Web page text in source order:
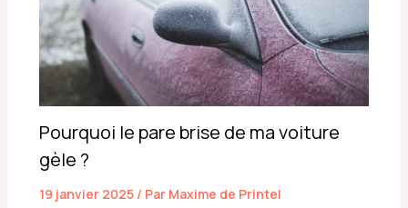
Pourquoi le pare brise de ma voiture
gèle ?
19 janvier 2025 / Par Maxime de Printel